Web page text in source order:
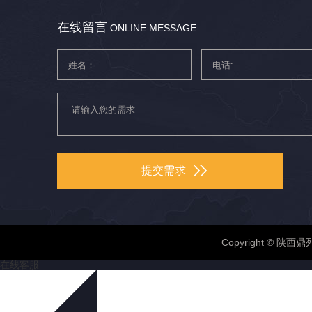
在线留言 ONLINE MESSAGE
提交需求
Copyright © 陕西鼎
在线客服